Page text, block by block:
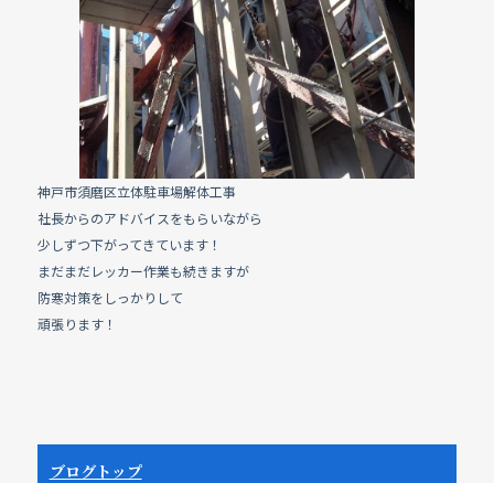
b
o
o
k
神戸市須磨区立体駐車場解体工事
社長からのアドバイスをもらいながら
少しずつ下がってきています！
まだまだレッカー作業も続きますが
防寒対策をしっかりして
頑張ります！
ブログトップ